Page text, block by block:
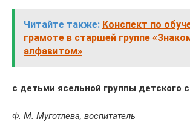
Читайте также: Конспект по
грамоте в старшей группе
алфавитом»
с детьми ясельной группы детского
Ф. М. Муготлева, воспитатель